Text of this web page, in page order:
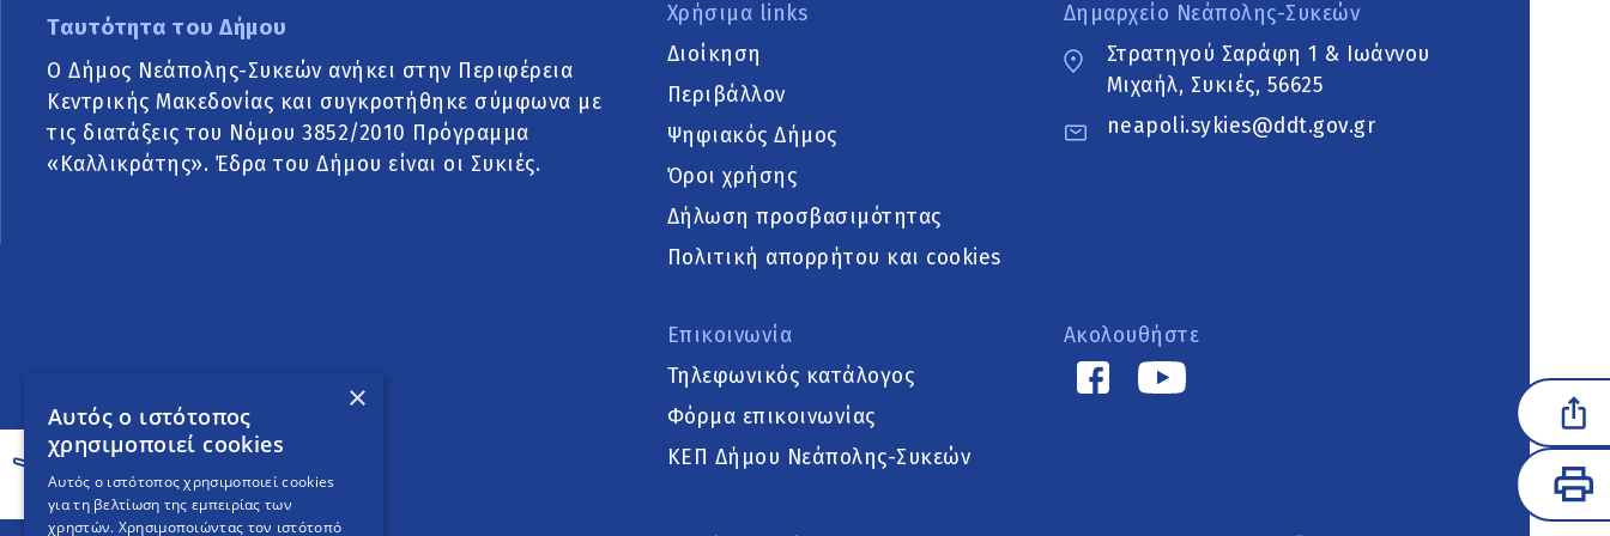
Ταυτότητα του Δήμου
Ο Δήμος Νεάπολης-Συκεών ανήκει στην Περιφέρεια
Κεντρικής Μακεδονίας και συγκροτήθηκε σύμφωνα με
τις διατάξεις του Νόμου 3852/2010 Πρόγραμμα
«Καλλικράτης». Έδρα του Δήμου είναι οι Συκιές.
Χρήσιμα links
Διοίκηση
Περιβάλλον
Ψηφιακός Δήμος
Όροι χρήσης
Δήλωση προσβασιμότητας
Πολιτική απορρήτου και cookies
Επικοινωνία
Τηλεφωνικός κατάλογος
Φόρμα επικοινωνίας
ΚΕΠ Δήμου Νεάπολης-Συκεών
Δημαρχείο Νεάπολης-Συκεών
Στρατηγού Σαράφη 1 & Ιωάννου
Μιχαήλ, Συκιές, 56625
neapoli.sykies@ddt.gov.gr
Ακολουθήστε
×
Αυτός ο ιστότοπος
χρησιμοποιεί cookies
Αυτός ο ιστότοπος χρησιμοποιεί cookies
για τη βελτίωση της εμπειρίας των
χρηστών. Χρησιμοποιώντας τον ιστότοπό